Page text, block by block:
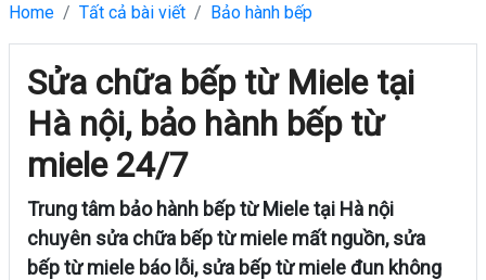
Home Tất cả bài viết Bảo hành bếp
Sửa chữa bếp từ Miele tại
Hà nội, bảo hành bếp từ
miele 24/7
Trung tâm bảo hành bếp từ Miele tại Hà nội
chuyên sửa chữa bếp từ miele mất nguồn, sửa
bếp từ miele báo lỗi, sửa bếp từ miele đun không